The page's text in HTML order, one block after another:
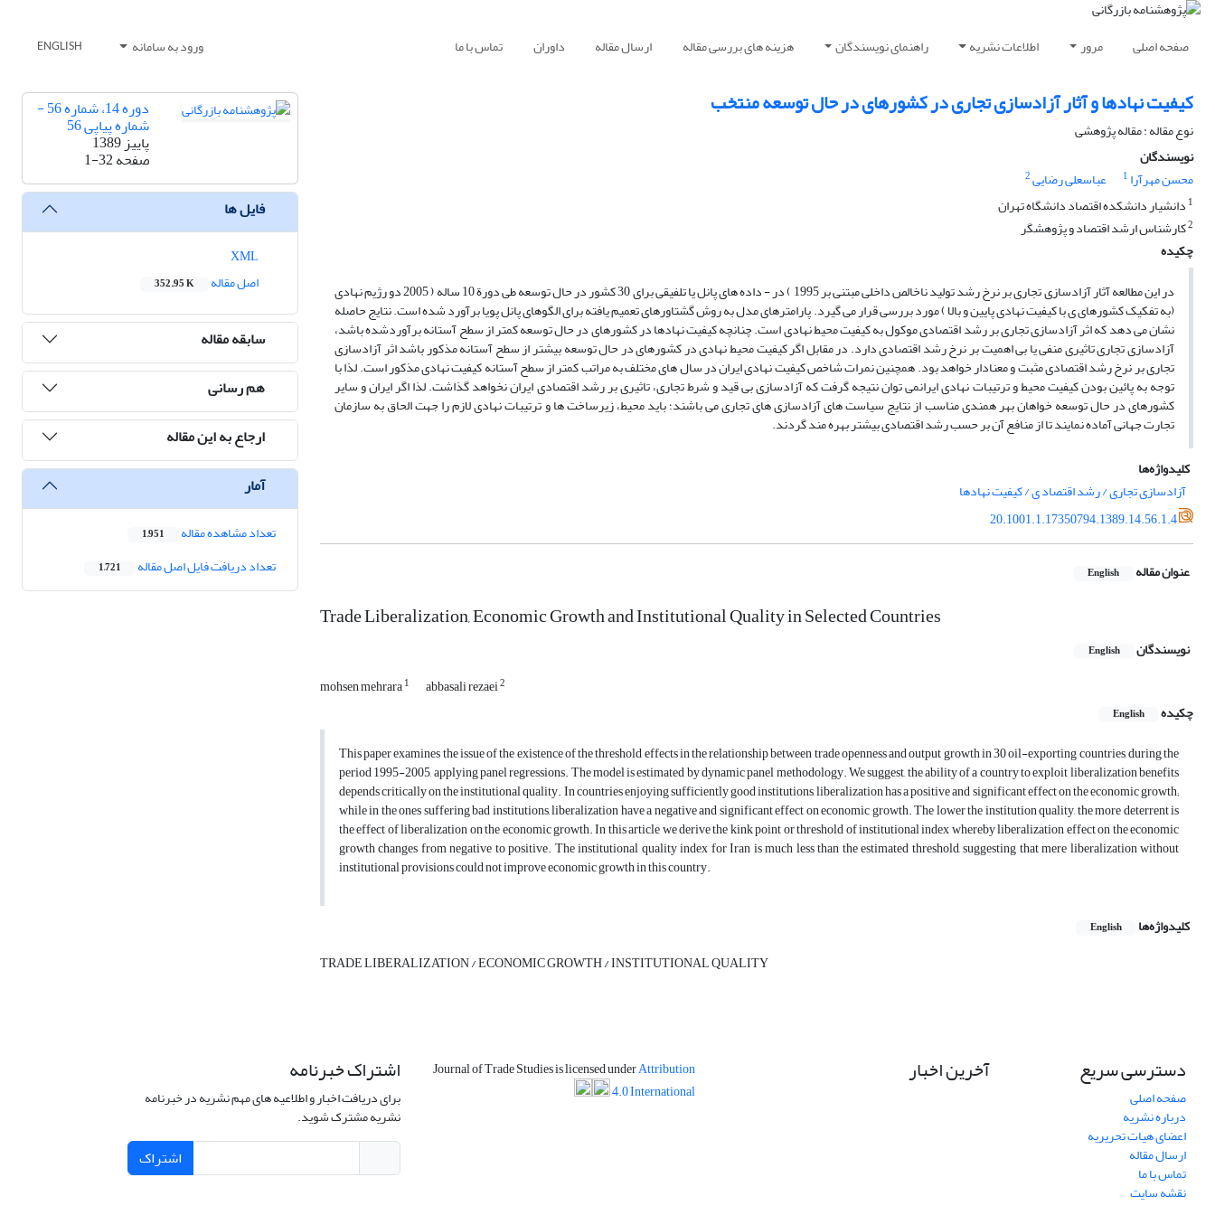
صفحه اصلی مرور اطلاعات نشریه راهنمای نویسندگان هزینه های بررسی مقاله ارسال مقاله داوران تماس با ما ورود به سامانه ENGLISH
کیفیت نهادها و آثار آزادسازی تجاری در کشورهای در حال توسعه منتخب
نوع مقاله : مقاله پژوهشی
نویسندگان
محسن مهرآرا 1 عباسعلی رضایی2
1 دانشیار دانشکده اقتصاد دانشگاه تهران
2کارشناس ارشد اقتصاد و پژوهشگر
چکیده
در این مطالعه آثار آزادسازی تجاری بر نرخ رشد تولید ناخالص داخلی مبتنی بر 1995 ) در - داده های پانل یا تلفیقی برای 30 کشور در حال توسعه طی دورة 10 ساله ( 2005 دو رژیم نهادی
(به تفکیک کشورهای ی با کیفیت نهادی پایین و بالا ) مورد بررسی قرار می گیرد. پارامترهای مدل به روش گشتاورهای تعمیم یافته برای الگوهای پانل پویا برآورد شده است. نتایج حاصله
نشان می دهد که اثر آزادسازی تجاری بر رشد اقتصادی موکول به کیفیت محیط نهادی است. چنانچه کیفیت نهادها در کشورهای در حال توسعه کمتر از سطح آستانه برآوردشده باشد،
آزادسازی تجاری تاثیری منفی یا بی اهمیت بر نرخ رشد اقتصادی دارد. در مقابل اگر کیفیت محیط نهادی در کشورهای در حال توسعه بیشتر از سطح آستانه مذکور باشد اثر آزادسازی
تجاری بر نرخ رشد اقتصادی مثبت و معنادار خواهد بود. همچنین نمرات شاخص کیفیت نهادی ایران در سال های مختلف به مراتب کمتر از سطح آستانه کیفیت نهادی مذکور است. لذا با
توجه به پائین بودن کیفیت محیط و ترتیبات نهادی ایرانمی توان نتیجه گرفت که آزادسازی بی قید و شرط تجاری، تاثیری بر رشد اقتصادی ایران نخواهد گذاشت. لذا اگر ایران و سایر
کشورهای در حال توسعه خواهان بهر همندی مناسب از نتایج سیاست های آزادسازی های تجاری می باشند؛ باید محیط، زیرساخت ها و ترتیبات نهادی لازم را جهت الحاق به سازمان
تجارت جهانی آماده نمایند تا از منافع آن بر حسب رشد اقتصادی بیشتر بهره مند گردند.
کلیدواژه‌ها
آزادسازی تجاری / رشد اقتصاد ی / کیفیت نهادها
20.1001.1.17350794.1389.14.56.1.4
عنوان مقاله English
Trade Liberalization, Economic Growth and Institutional Quality in Selected Countries
نویسندگان English
mohsen mehrara1 abbasali rezaei2
چکیده English
This paper examines the issue of the existence of the threshold effects in the relationship between trade openness and output growth in 30 oil-exporting countries, during the
period 1995-2005, applying panel regressions. The model is estimated by dynamic panel methodology. We suggest, the ability of a country to exploit liberalization benefits
depends critically on the institutional quality. In countries enjoying sufficiently good institutions, liberalization has a positive and significant effect on the economic growth;
while in the ones suffering bad institutions, liberalization have a negative and significant effect on economic growth. The lower the institution quality, the more deterrent is
the effect of liberalization on the economic growth. In this article we derive the kink point or threshold of institutional index whereby liberalization effect on the economic
growth changes from negative to positive. The institutional quality index for Iran is much less than the estimated threshold, suggesting that mere liberalization without
institutional provisions could not improve economic growth in this country.
کلیدواژه‌ها English
TRADE LIBERALIZATION / ECONOMIC GROWTH / INSTITUTIONAL QUALITY
دوره 14، شماره 56 -
شماره پیاپی 56
پاییز 1389
صفحه1-32
فایل ها
اصل مقاله
352.95 K
سابقه مقاله
هم رسانی
ارجاع به این مقاله
آمار
تعداد مشاهده مقاله 1,951
تعداد دریافت فایل اصل مقاله 1,721
دسترسی سریع
صفحه اصلی
درباره نشریه
اعضای هیات تحریریه
ارسال مقاله
تماس با ما
نقشه سایت
آخرین اخبار Journal of Trade Studies is licensed underAttribution
4.0 International
اشتراک خبرنامه
برای دریافت اخبار و اطلاعیه های مهم نشریه در خبرنامه
نشریه مشترک شوید.
اشتراک